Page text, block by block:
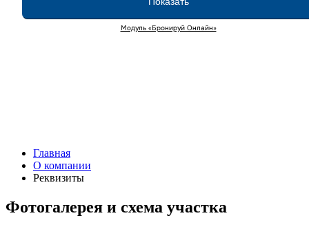
Главная
О компании
Реквизиты
Фотогалерея и схема участка